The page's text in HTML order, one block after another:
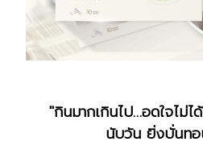
"กินมากเกินไป…อดใจไม่
นับวัน ยิ่งบั่นท